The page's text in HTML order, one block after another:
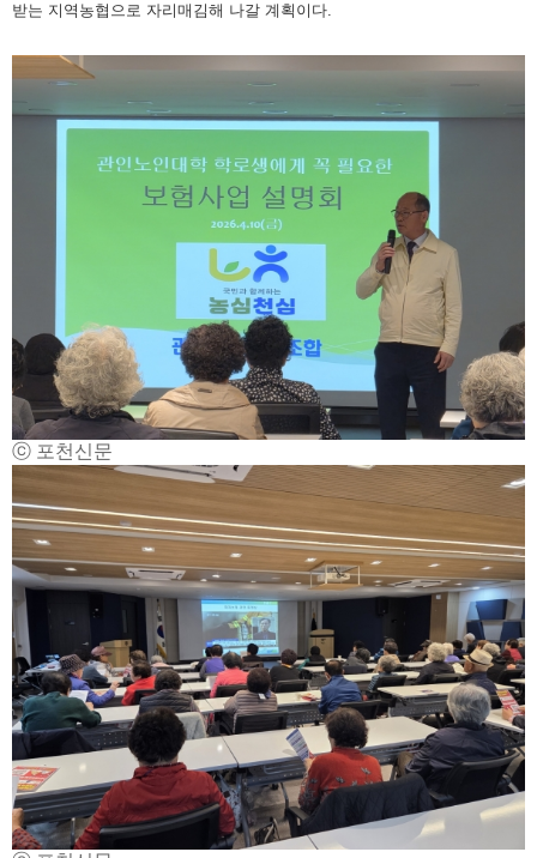
받는 지역농협으로 자리매김해 나갈 계획이다.
ⓒ 포천신문